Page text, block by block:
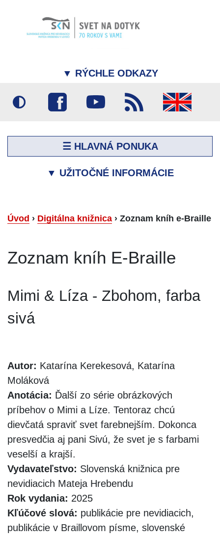
▼ RÝCHLE ODKAZY
☰ HLAVNÁ PONUKA
▼ UŽITOČNÉ INFORMÁCIE
Úvod › Digitálna knižnica › Zoznam kníh e-Braille
Zoznam kníh E-Braille
Mimi & Líza - Zbohom, farba
sivá
Autor: Katarína Kerekesová, Katarína
Moláková
Anotácia: Ďalší zo série obrázkových
príbehov o Mimi a Líze. Tentoraz chcú
dievčatá spraviť svet farebnejším. Dokonca
presvedčia aj pani Sivú, že svet je s farbami
veselší a krajší.
Vydavateľstvo: Slovenská knižnica pre
nevidiacich Mateja Hrebendu
Rok vydania: 2025
Kľúčové slová: publikácie pre nevidiacich,
publikácie v Braillovom písme, slovenské